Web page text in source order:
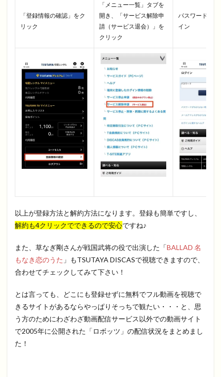
「登録情報の確認」をク
リック
「メニュー一覧」タブを
開き、「サービス解除申
請（サービス退会）」を
クリック
パスワードを
イン
以上が登録方法と解約方法になります。登録も簡単ですし、
解約も4クリックでできるので安心ですね♪
また、草なぎ剛さんが戦国武将の役で出演した「BALLAD 名
もなき恋のうた 」もTSUTAYA DISCASで視聴できますので、
合わせてチェックしてみて下さい！
とは言っても、どこにも登録せずに無料でフル動画を視聴で
きるサイトがあるならやっぱりそっちで観たい・・・と、思
う方のためにわざわざ動画配信サービス以外での動画サイト
で2005年に公開された「ロボッツ」の配信状況をまとめまし
た！